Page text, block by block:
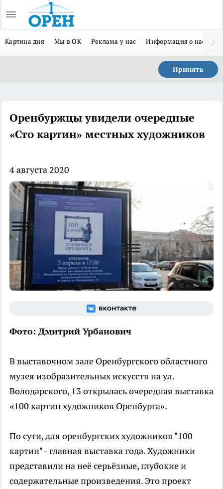
Картина дня Мы в ОК Реклама у нас Информация о нас
Принять
Оренбуржцы увидели очередные
«Сто картин» местных художников
4 августа 2020
Фото: Дмитрий Урбанович
В выставочном зале Оренбургского областного
музея изобразительных искусств на ул.
Володарского, 13 открылась очередная выставка
«100 картин художников Оренбурга».
По сути, для оренбургских художников "100
картин" - главная выставка года. Художники
представили на неё серьёзные, глубокие и
содержательные произведения. Это проект